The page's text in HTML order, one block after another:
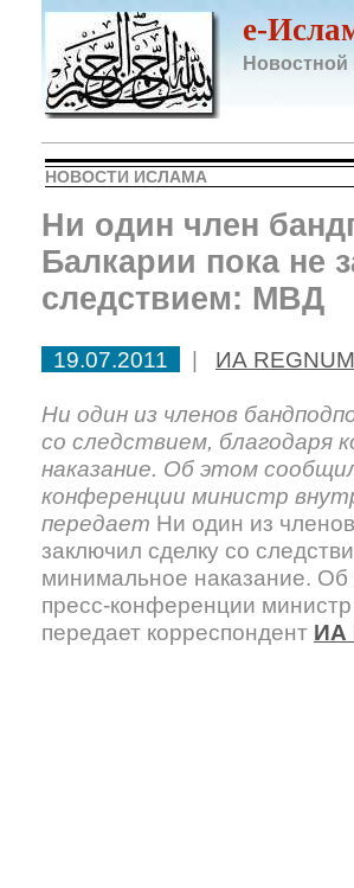
e-
НОВОСТИ ИСЛАМА
Ни один член
Балкарии пока не
следствием: МВД
19.07.2011 | ИА REGNUM
Ни один из членов
со следствием, благодаря
наказание. Об этом
конференции министр
передает Ни один из
заключил сделку со
минимальное наказание.
пресс-конференции
передает корреспондент ИА